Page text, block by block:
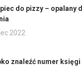
do pizzy – opalany
2022
znaleźć numer